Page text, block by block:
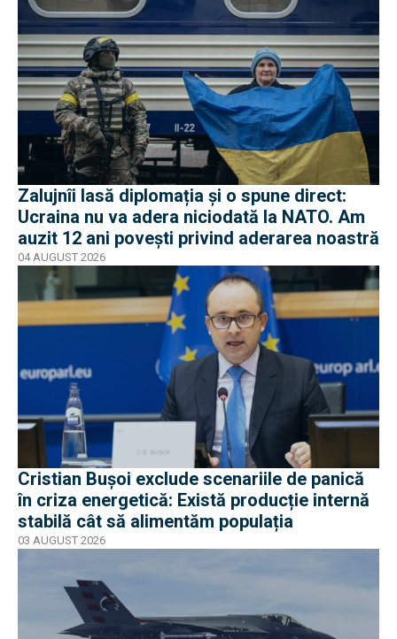
Zalujnîi lasă diplomația și o spune direct:
Ucraina nu va adera niciodată la NATO. Am
auzit 12 ani povești privind aderarea noastră
04 AUGUST 2026
Cristian Bușoi exclude scenariile de panică
în criza energetică: Există producție internă
stabilă cât să alimentăm populația
03 AUGUST 2026